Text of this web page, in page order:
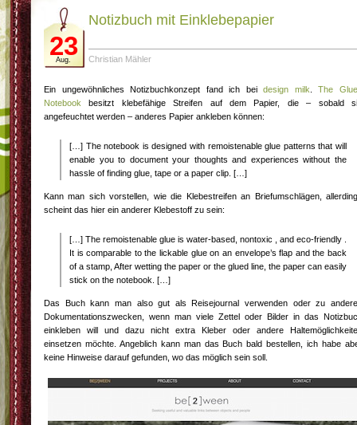
23
Aug.
Notizbuch mit Einklebepapier
Christian Mähler
Ein ungewöhnliches Notizbuchkonzept fand ich beidesign milk .The
Notebook besitzt klebefähige Streifen auf dem Papier, die – sobald
angefeuchtet werden – anderes Papier ankleben können:
[…] The notebook is designed with remoistenable glue patterns that will
enable you to document your thoughts and experiences without the
hassle of finding glue, tape or a paper clip. […]
Kann man sich vorstellen, wie die Klebestreifen an Briefumschlägen,
scheint das hier ein anderer Klebestoff zu sein:
[…] The remoistenable glue is water-based, nontoxic , and eco-friendly .
It is comparable to the lickable glue on an envelope’s flap and the back
of a stamp, After wetting the paper or the glued line, the paper can easily
stick on the notebook. […]
Das Buch kann man also gut als Reisejournal verwenden oder zu
Dokumentationszwecken, wenn man viele Zettel oder Bilder in das
einkleben will und dazu nicht extra Kleber oder andere
einsetzen möchte. Angeblich kann man das Buch bald bestellen, ich habe
keine Hinweise darauf gefunden, wo das möglich sein soll.